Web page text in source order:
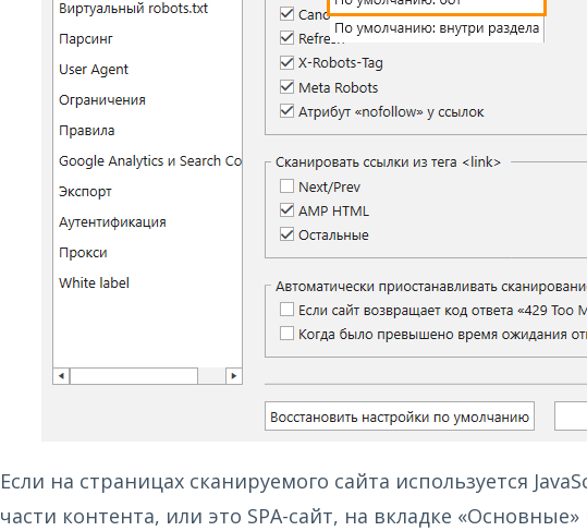
Если на страницах сканируемого сайта используется
части контента, или это SPA-сайт, на вкладке